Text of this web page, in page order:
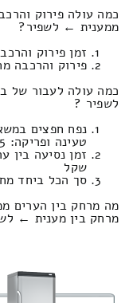
ממענית ← לשפיר?
זמן פירוק והרכבה 1 שעות 18
פירוק והרכבה מחיר
לשפיר ?
טעינה ופריקה: 1284.45 ₪
שקל
סך הכל ביחד מחיר
מה מרחק בין הערים
מרחק בין מענית ← לשפיר הוא :